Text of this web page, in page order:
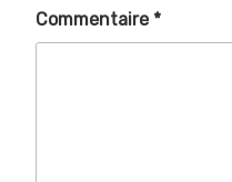
Commentaire *